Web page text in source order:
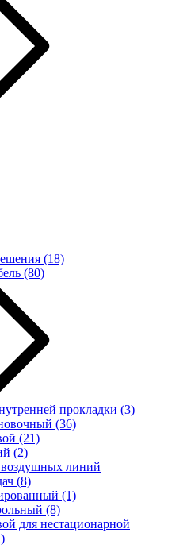
(18)
(80)
прокладки (3)
(36)
(21)
(2)
линий
(8)
(1)
(8)
для нестационарной